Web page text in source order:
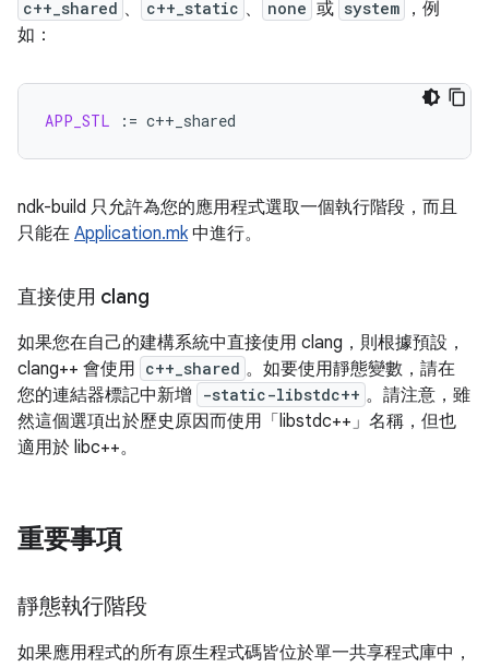
c++_shared 、 c++_static 、 none 或 system
，例
如：
APP_STL :=
ndk-build 只允許為您的應用程式選取一個執行階段，而且
只能在 Application.mk中進行。
直接使用 clang
如果您在自己的建構系統中直接使用 clang，則根據預設，
clang++ 會使用 c++_shared 。如要使用靜態變數，請在
您的連結器標記中新增
-static-libstdc++ 。請注意，雖
然這個選項出於歷史原因而使用「libstdc++」名稱，但也
適用於 libc++。
重要事項
靜態執行階段
如果應用程式的所有原生程式碼皆位於單一共享程式庫中，